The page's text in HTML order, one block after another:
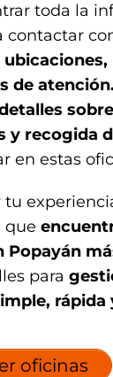
toda la
contactar
de atención.
y recogida
en estas
que
Popayán
para
rápida
oficinas